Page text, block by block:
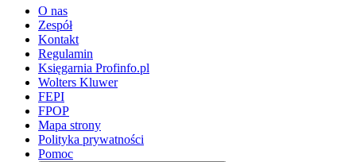
O nas
Zespół
Kontakt
Regulamin
Księgarnia Profinfo.pl
Wolters Kluwer
FEPI
FPOP
Mapa strony
Polityka prywatności
Pomoc